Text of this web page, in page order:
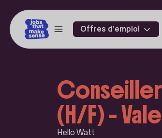
Offres d'emploi
(H/F) -
Hello Watt